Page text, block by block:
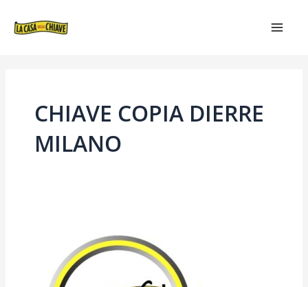
CHIAVE COPIA DIERRE
MILANO
EUROPEO